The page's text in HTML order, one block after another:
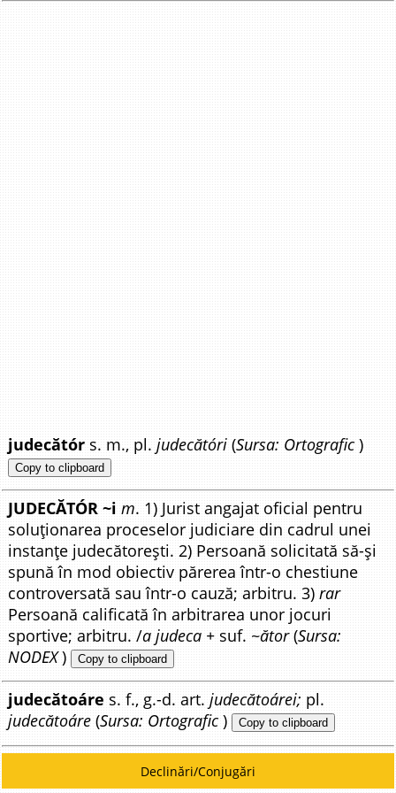
judecătór s. m., pl.judecătóri(Sursa: Ortografic )
Copy to clipboard
JUDECĂTÓR ~i m. 1) Jurist angajat oficial pentru
soluționarea proceselor judiciare din cadrul unei
instanțe judecătorești. 2) Persoană solicitată să-și
spună în mod obiectiv părerea într-o chestiune
controversată sau într-o cauză; arbitru. 3)rar
Persoană calificată în arbitrarea unor jocuri
sportive; arbitru. /a judeca + suf. ~ător(Sursa:
NODEX) Copy to clipboard
judecătoáre s. f., g.-d. art.judecătoárei; pl.
judecătoáre (Sursa: Ortografic ) Copy to clipboard
Declinări/Conjugări